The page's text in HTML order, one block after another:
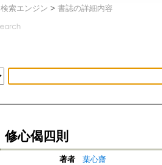
検索エンジン > 書誌の詳細内容
修心偈四則
著者
葉心齋